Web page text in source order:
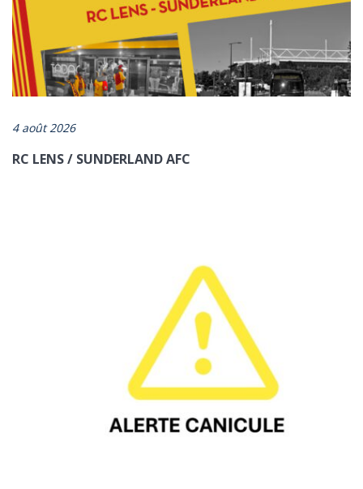
https://www.artois-mobilites.fr/alerte-meteo-4/
4 août 2026
RC LENS / SUNDERLAND AFC